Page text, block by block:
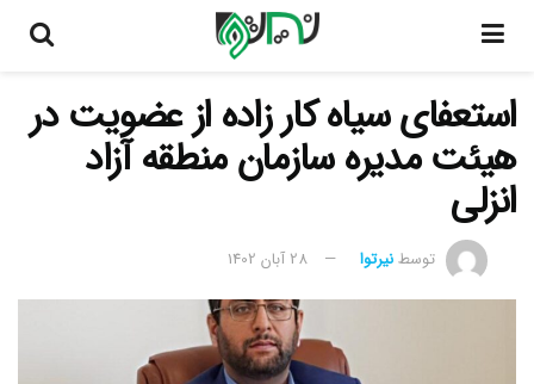
استعفای سیاه کار زاده از عضویت در
هیئت مدیره سازمان منطقه آزاد
انزلی
توسطنیرتوا 28 آبان 1402